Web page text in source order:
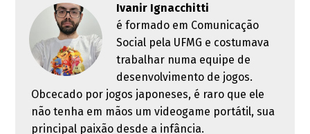
Ivanir Ignacchitti
é formado em Comunicação
Social pela UFMG e costumava
trabalhar numa equipe de
desenvolvimento de jogos.
Obcecado por jogos japoneses, é raro que ele
não tenha em mãos um videogame portátil, sua
principal paixão desde a infância.